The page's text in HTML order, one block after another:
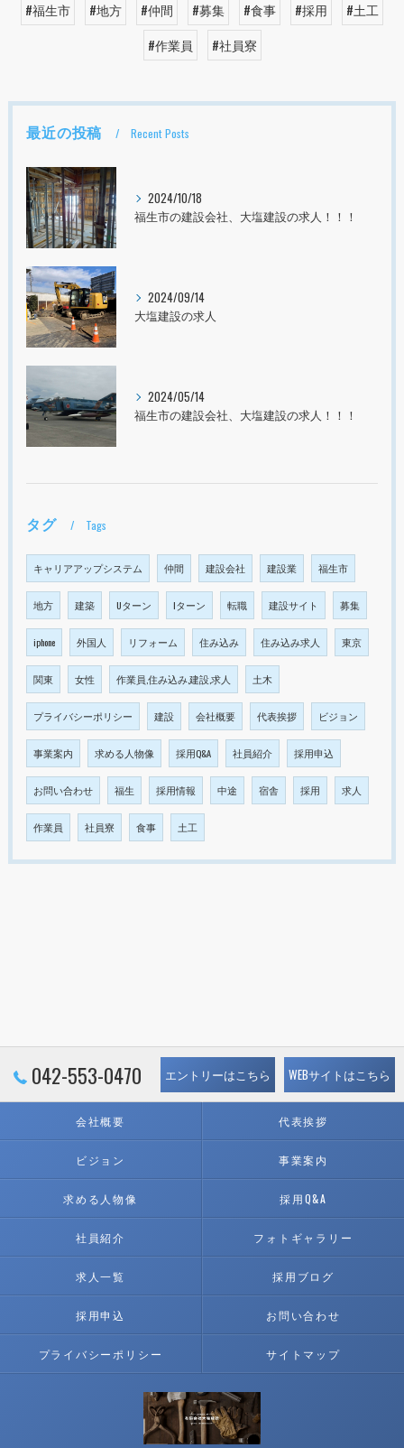
#福生市
#地方 #仲間 #募集 #食事 #採用
#土工
#作業員
#社員寮
最近の投稿 Recent Posts
2024/10/18
福生市の建設会社、大塩建設の求人！！！
2024/09/14
大塩建設の求人
2024/05/14
福生市の建設会社、大塩建設の求人！！！
タグ Tags
キャリアアップシステム 仲間 建設会社 建設業 福生市
地方 建築 Uターン Iターン 転職 建設サイト 募集
iphone 外国人 リフォーム 住み込み 住み込み求人 東京
関東 女性 作業員,住み込み,建設,求人 土木
プライバシーポリシー 建設 会社概要 代表挨拶 ビジョン
事業案内 求める人物像 採用Q&A 社員紹介 採用申込
お問い合わせ 福生 採用情報 中途 宿舎 採用 求人
作業員 社員寮 食事 土工
042-553-0470 エントリーはこちら WEBサイトはこちら
会社概要 代表挨拶
ビジョン 事業案内
求める人物像 採用Q&A
社員紹介 フォトギャラリー
求人一覧 採用ブログ
採用申込 お問い合わせ
プライバシーポリシー サイトマップ